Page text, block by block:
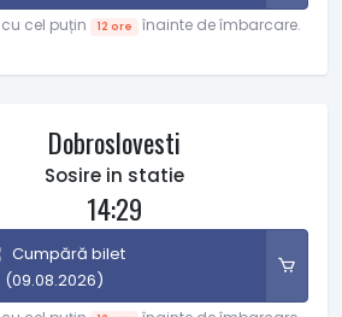
cel puțin 12 ore înainte de îmbarcare.
Dobroslovesti
Sosire in statie
14:29
Cumpără bilet
(09.08.2026)